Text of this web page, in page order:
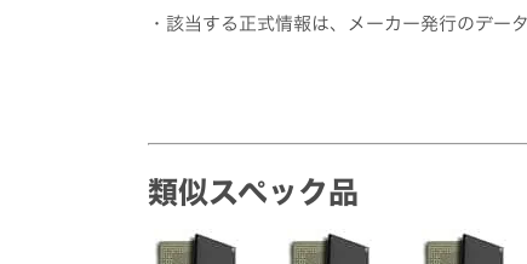
・該当する正式情報は、メーカー発行のデー
類似スペック品